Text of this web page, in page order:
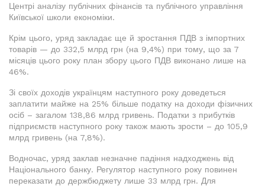
Центрі аналізу публічних фінансів та публічного управління
Київської школи економіки.
Крім цього, уряд закладає ще й зростання ПДВ з імпортних
товарів — до 332,5 млрд грн (на 9,4%) при тому, що за 7
місяців цього року план збору цього ПДВ виконано лише на
46%.
Зі своїх доходів українцям наступного року доведеться
заплатити майже на 25% більше податку на доходи фізичних
осіб – загалом 138,86 млрд гривень. Податки з прибутків
підприємств наступного року також мають зрости – до 105,9
млрд гривень (на 7,8%).
Водночас, уряд заклав незначне падіння надходжень від
Національного банку. Регулятор наступного року повинен
переказати до держбюджету лише 33 млрд грн. Для